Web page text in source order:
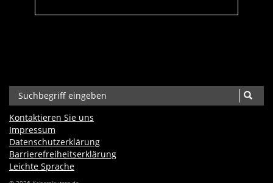
Kontaktieren Sie uns
Impressum
Datenschutzerklärung
Barrierefreiheits­erklärung
Leichte Sprache